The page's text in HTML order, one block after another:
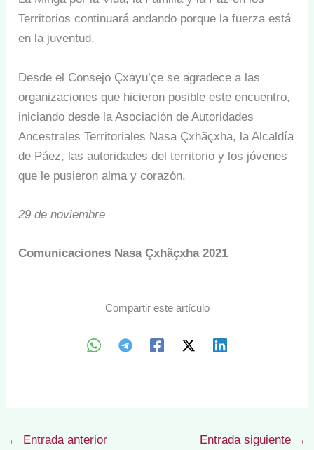
Territorios continuará andando porque la fuerza está
en la juventud.
Desde el Consejo Çxayu’çe se agradece a las
organizaciones que hicieron posible este encuentro,
iniciando desde la Asociación de Autoridades
Ancestrales Territoriales Nasa Çxhãçxha, la Alcaldía
de Páez, las autoridades del territorio y los jóvenes
que le pusieron alma y corazón.
29 de noviembre
Comunicaciones Nasa Çxhãçxha 2021
Compartir este artículo
← Entrada anterior Entrada siguiente →